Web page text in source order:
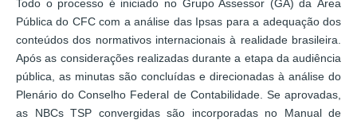
Todo o processo é iniciado no Grupo Assessor (GA) da Área
Pública do CFC com a análise das Ipsas para a adequação dos
conteúdos dos normativos internacionais à realidade brasileira.
Após as considerações realizadas durante a etapa da audiência
pública, as minutas são concluídas e direcionadas à análise do
Plenário do Conselho Federal de Contabilidade. Se aprovadas,
as NBCs TSP convergidas são incorporadas no Manual de